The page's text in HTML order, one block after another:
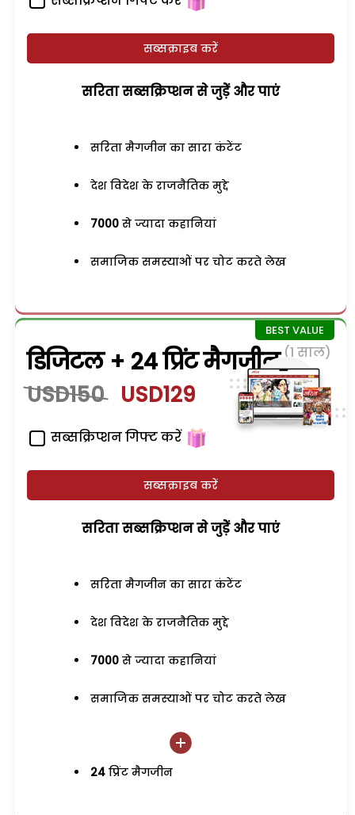
सब्सक्राइब करें
सरिता सब्सक्रिप्शन से जुड़ेें और पाएं
सरिता मैगजीन का सारा कंटेंट
देश विदेश के राजनैतिक मुद्दे
7000 से ज्यादा कहानियां
समाजिक समस्याओं पर चोट करते लेख
डिजिटल + 24 प्रिंट मैगजीन (1 साल)
USD150 USD129
सब्सक्रिप्शन गिफ्ट करें
सब्सक्राइब करें
सरिता सब्सक्रिप्शन से जुड़ेें और पाएं
सरिता मैगजीन का सारा कंटेंट
देश विदेश के राजनैतिक मुद्दे
7000 से ज्यादा कहानियां
समाजिक समस्याओं पर चोट करते लेख
24 प्रिंट मैगजीन